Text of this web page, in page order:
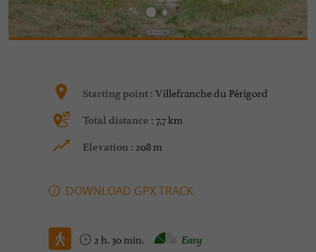
Starting point : Villefranche du Périgord
Total distance : 7,7 km
Elevation : 208 m
DOWNLOAD GPX TRACK
2 h. 30 min. Easy